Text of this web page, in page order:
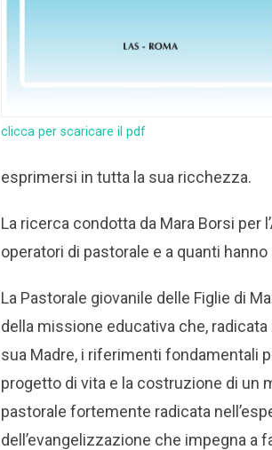
clicca per scaricare il pdf
esprimersi in tutta la sua ricchezza.
La ricerca condotta da Mara Borsi per
operatori di pastorale e a quanti
La Pastorale giovanile delle Figlie di
della missione educativa che,
sua Madre, i riferimenti fondamentali
progetto di vita e la costruzione di un
pastorale fortemente radicata
dell’evangelizzazione che impegna a